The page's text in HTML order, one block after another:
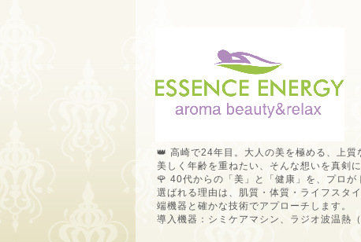
👑 高崎で24年目。大人の美を極める、上質
美しく年齢を重ねたい、そんな想いを真剣
🌹 40代からの「美」と「健康」を、プロが
選ばれる理由は、肌質・体質・ライフスタ
端機器と確かな技術でアプローチします。
導入機器：シミケアマシン、ラジオ波温熱